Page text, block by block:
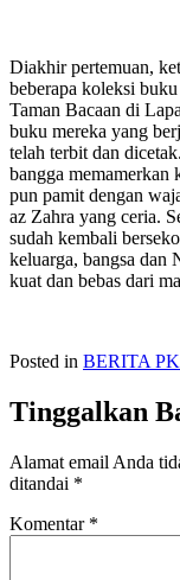
Diakhir pertemuan,
beberapa koleksi
Taman Bacaan di
buku mereka yang
telah terbit dan
bangga memamerkan
pun pamit dengan
az Zahra yang ceria.
sudah kembali
keluarga, bangsa dan
kuat dan bebas dari
Posted in BERITA
Tinggalkan
Alamat email Anda
ditandai *
Komentar *